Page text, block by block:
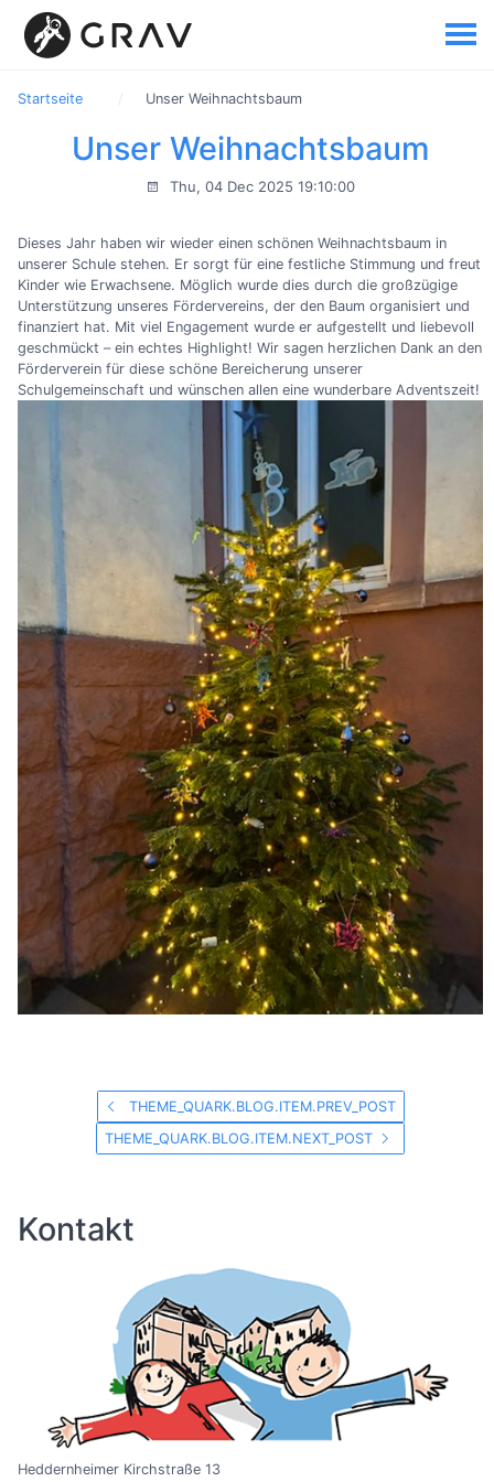
Startseite Unser Weihnachtsbaum
Unser Weihnachtsbaum
Thu, 04 Dec 2025 19:10:00
Dieses Jahr haben wir wieder einen schönen Weihnachtsbaum in
unserer Schule stehen. Er sorgt für eine festliche Stimmung und freut
Kinder wie Erwachsene. Möglich wurde dies durch die großzügige
Unterstützung unseres Fördervereins, der den Baum organisiert und
finanziert hat. Mit viel Engagement wurde er aufgestellt und liebevoll
geschmückt – ein echtes Highlight! Wir sagen herzlichen Dank an den
Förderverein für diese schöne Bereicherung unserer
Schulgemeinschaft und wünschen allen eine wunderbare Adventszeit!
THEME_QUARK.BLOG.ITEM.PREV_POST
THEME_QUARK.BLOG.ITEM.NEXT_POST
Kontakt
Heddernheimer Kirchstraße 13